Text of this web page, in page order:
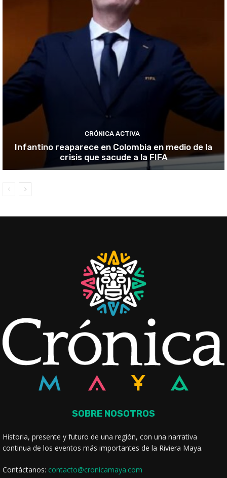
CRÓNICA ACTIVA
Infantino reaparece en Colombia en medio de la
crisis que sacude a la FIFA
SOBRE NOSOTROS
Historia, presente y futuro de una región, con una narrativa
continua de los eventos más importantes de la Riviera Maya.
Contáctanos: contacto@cronicamaya.com